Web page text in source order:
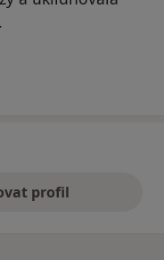
účet byl odstraněn
profil